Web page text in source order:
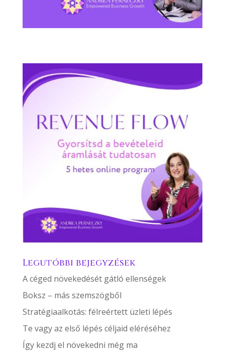
Legutóbbi bejegyzések
A céged növekedését gátló ellenségek
Boksz – más szemszögből
Stratégiaalkotás: félreértett üzleti lépés
Te vagy az első lépés céljaid eléréséhez
Így kezdj el növekedni még ma